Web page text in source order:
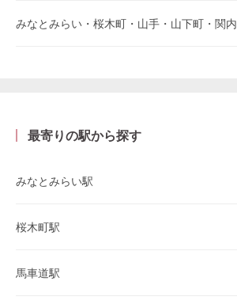
みなとみらい・桜木町・山手・山下町・関内
最寄りの駅から探す
みなとみらい駅
桜木町駅
馬車道駅